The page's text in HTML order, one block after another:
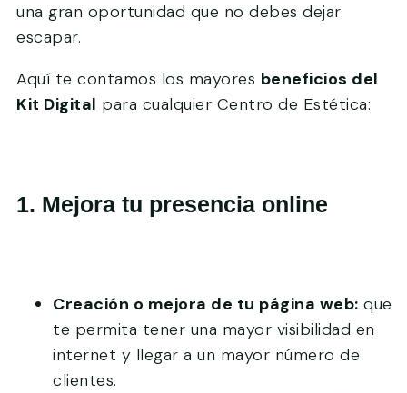
una gran oportunidad que no debes dejar
escapar.
Aquí te contamos los mayores beneficios del
Kit Digital para cualquier Centro de Estética:
1. Mejora tu presencia online
Creación o mejora de tu página web: que
te permita tener una mayor visibilidad en
internet y llegar a un mayor número de
clientes.